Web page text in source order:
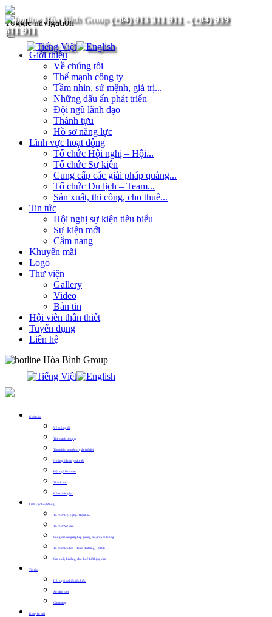
(+84) 913 311 911- (+84) 939
311 911
Toggle navigation
Giới thiệu
Về chúng tôi
Thế mạnh công ty
Tầm nhìn, sứ mệnh, giá trị...
Những dấu ấn phát triển
Đội ngũ lãnh đạo
Thành tựu
Hồ sơ năng lực
Lĩnh vực hoạt động
Tổ chức Hội nghị – Hội...
Tổ chức Sự kiện
Cung cấp các giải pháp quảng...
Tổ chức Du lịch – Team...
Sản xuất, thi công, cho thuê...
Tin tức
Hội nghị sự kiện tiêu biểu
Sự kiện mới
Cẩm nang
Khuyến mãi
Logo
Thư viện
Gallery
Video
Bản tin
Hội viên thân thiết
Tuyển dụng
Liên hệ
Giới thiệu
Về chúng tôi
Thế mạnh công ty
Tầm nhìn, sứ mệnh, giá trị cốt lõi
Những dấu ấn phát triển
Đội ngũ lãnh đạo
Thành tựu
Hồ sơ năng lực
Lĩnh vực hoạt động
Tổ chức Hội nghị – Hội thảo
Tổ chức Sự kiện
Cung cấp các giải pháp quảng cáo, truyền thông
Tổ chức Du lịch – Team Building – MICE
Sản xuất, thi công, cho thuê thiết bị sự kiện
Tin tức
Hội nghị sự kiện tiêu biểu
Sự kiện mới
Cẩm nang
Khuyến mãi